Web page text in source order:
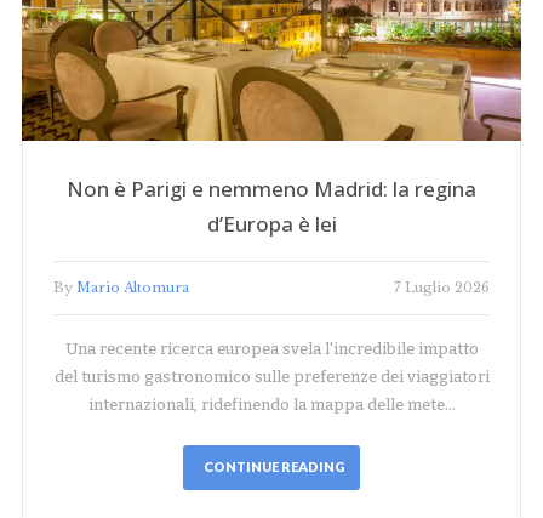
Non è Parigi e nemmeno Madrid: la regina
d’Europa è lei
By Mario Altomura 7 Luglio 2026
Una recente ricerca europea svela l'incredibile impatto
del turismo gastronomico sulle preferenze dei viaggiatori
internazionali, ridefinendo la mappa delle mete…
CONTINUE READING